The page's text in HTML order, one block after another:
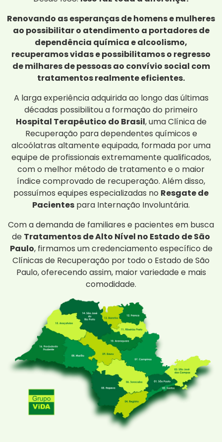
Renovando as esperanças de homens e mulheres
ao possibilitar o atendimento a portadores de
dependência química e alcoolismo,
recuperamos vidas e possibilitamos o regresso
de milhares de pessoas ao convívio social com
tratamentos realmente eficientes.
A larga experiência adquirida ao longo das últimas
décadas possibilitou a formação do primeiro
Hospital Terapêutico do Brasil, uma Clínica de
Recuperação para dependentes químicos e
alcoólatras altamente equipada, formada por uma
equipe de profissionais extremamente qualificados,
com o melhor método de tratamento e o maior
índice comprovado de recuperação. Além disso,
possuímos equipes especializadas no Resgate de
Pacientes para Internação Involuntária.
Com a demanda de familiares e pacientes em busca
de Tratamentos de Alto Nível no Estado de São
Paulo, firmamos um credenciamento específico de
Clínicas de Recuperação por todo o Estado de São
Paulo, oferecendo assim, maior variedade e mais
comodidade.